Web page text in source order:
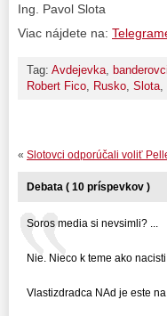
Ing. Pavol Slota
Viac nájdete na:
Tag: Avdejevka, banderovci
Robert Fico, Rusko, Slota,
« Slotovci odporúčali voliť
Debata ( 10 príspevkov )
Soros media si nevsimli? ...
Nie. Nieco k teme ako
Vlastizdradca NAd je este